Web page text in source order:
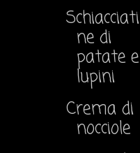
Schiacciati
ne di
patate e
lupini
Crema di
nocciole